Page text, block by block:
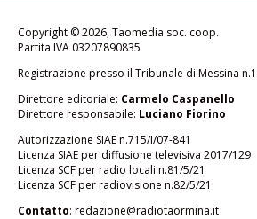
Copyright © 2026, Taomedia soc. coop.
Partita IVA 03207890835
Registrazione presso il Tribunale di Messina
Direttore editoriale: Carmelo Caspanello
Direttore responsabile: Luciano Fiorino
Autorizzazione SIAE n.715/I/07-841
Licenza SIAE per diffusione televisiva 2017/129
Licenza SCF per radio locali n.81/5/21
Licenza SCF per radiovisione n.82/5/21
Contatto: redazione@radiotaormina.it